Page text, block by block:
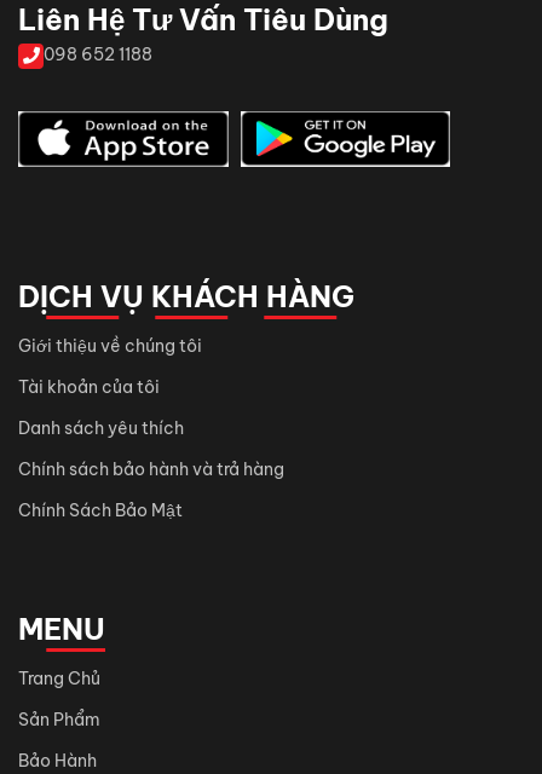
Liên Hệ Tư Vấn Tiêu Dùng
098 652 1188
DỊCH VỤ KHÁCH HÀNG
Giới thiệu về chúng tôi
Tài khoản của tôi
Danh sách yêu thích
Chính sách bảo hành và trả hàng
Chính Sách Bảo Mật
MENU
Trang Chủ
Sản Phẩm
Bảo Hành